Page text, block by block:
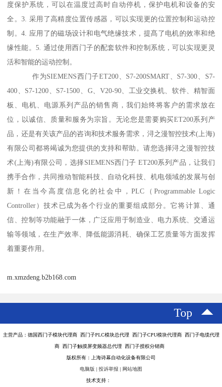
度保护系统，可以在温度过高时自动停机，保护电机和设备的安
全。3. 采用了高精度位置传感器，可以实现更的位置控制和运动控
制。4. 应用了的磁场设计和电气绝缘技术，提髙了电机的效率和绝
缘性能。5. 通过使用西门子的配套软件和控制系统，可以实现更灵
活和智能的运动控制。
作为SIEMENS西门子ET200、S7-200SMART、S7-300、S7-
400、S7-1200、S7-1500、G、V20-90、工业交换机、软件、精智面
板、电机、电源系列产品的销售商，我们始终将客户的需求放在
位，以诚信、质量和服务为宗旨。无论您是需要购买ET200系列产
品，还是有关该产品的咨询和技术服务需求，浔之漫智控技术(上海)
有限公司都将竭诚为您提供的支持和帮助。请您选择浔之漫智控技
术(上海)有限公司，选择SIEMENS西门子 ET200系列产品，让我们
携手合作，共同推动智能科技、自动化科技、机电领域的发展与创
新！在当今高度信息化的社会中，PLC（Programmable Logic
Controller）技术已成为各个行业的重要组成部分。它将计算、通
信、控制等功能融于一体，广泛应用于制造业、电力系统、交通运
输等领域，在生产效率、降低能源消耗、确保工艺质量等方面发挥
着重要作用。
m.xmzdeng.b2b168.com
Top
主营产品：德国西门子模块代理商 西门子PLC模块总代理 西门子CPU模块代理商 西门子电缆代理
商 西门子触摸屏变频器总代理 西门子授权分销商
版权所有：上海诗幕自动化设备有限公司
电脑版 | 投诉举报 | 网站地图
技术支持：